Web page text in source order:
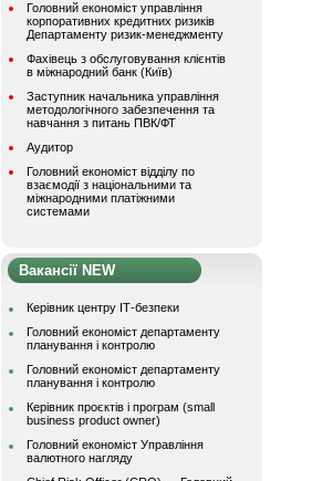
Головний економіст управління
корпоративних кредитних ризиків
Департаменту ризик-менеджменту
Фахівець з обслуговування клієнтів
в міжнародний банк (Київ)
Заступник начальника управління
методологічного забезпечення та
навчання з питань ПВК/ФТ
Аудитор
Головний економіст відділу по
взаємодії з національними та
міжнародними платіжними
системами
Вакансії NEW
Керівник центру ІТ-безпеки
Головний економіст департаменту
планування і контролю
Головний економіст департаменту
планування і контролю
Керівник проєктів і програм (small
business product owner)
Головний економіст Управління
валютного нагляду